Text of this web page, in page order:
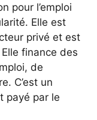
pour l’emploi
Elle est
privé et est
finance des
de
C’est un
payé par le